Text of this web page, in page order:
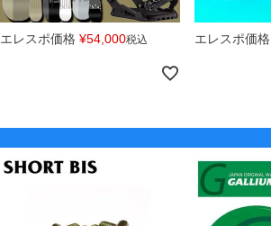
エレスポ価格 ¥54,000税込 エレスポ価格